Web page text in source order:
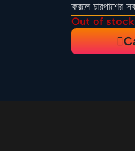
করলে চারপাশের
Out of stock